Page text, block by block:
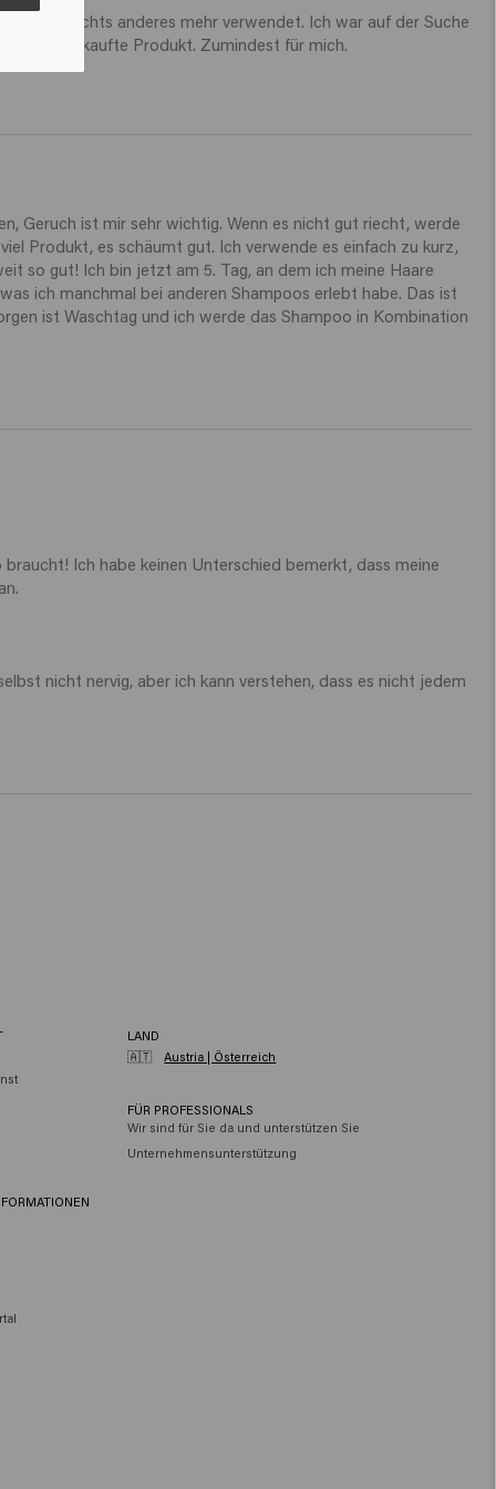
wash your hair 2–3 times a week. Avoid massaging the scalp too hard,
using water that is too hot, and using heavy styling products
Is an anti-dandruff shampoo suitable for oily hair?
dandruff, it is better to choose a shampoo like Derma Regulate to avoid
Yes, this shampoo for oily hair for men is perfectly suitable. The formula
works effectively for every hair type and helps bothmenand women
balance an oily scalp and keep their hair fresh for longer.
ich nichts anderes mehr verwendet. Ich war auf der Suche
Laden gekaufte Produkt. Zumindest für mich.
Geruch ist mir sehr wichtig. Wenn es nicht gut riecht, werde
Produkt, es schäumt gut. Ich verwende es einfach zu kurz,
so gut! Ich bin jetzt am 5. Tag, an dem ich meine Haare
ich manchmal bei anderen Shampoos erlebt habe. Das ist
ist Waschtag und ich werde das Shampoo in Kombination
Ich habe keinen Unterschied bemerkt, dass meine
nicht nervig, aber ich kann verstehen, dass es nicht jedem
LAND
🇦🇹
Austria | Österreich
FÜR PROFESSIONALS
Wir sind für Sie da und unterstützen Sie
Unternehmensunterstützung